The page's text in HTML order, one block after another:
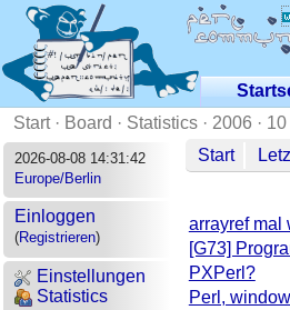
Start· Board · Statistics · 2006 · 10
2026-08-08 14:31:42
Europe/Berlin
Einloggen
(Registrieren)
Einstellungen
Statistics
Start
arrayref mal
[G73]
PXPerl?
Perl,